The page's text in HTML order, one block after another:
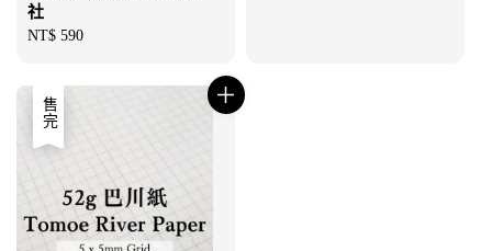
社
Regular
NT$ 590
售完